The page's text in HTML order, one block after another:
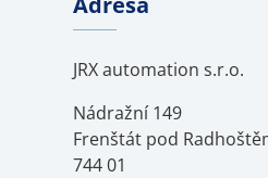
JRX automation s.r.o.
Nádražní 149
Frenštát pod
744 01